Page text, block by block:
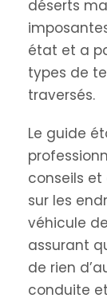
déserts
état et a
types de
traversés.
Le guide
conseils
sur les
véhicule
assurant
de rien
conduite